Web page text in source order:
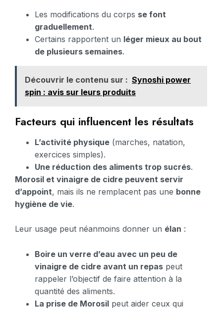
Les modifications du corps se font
graduellement.
Certains rapportent un léger mieux au bout
de plusieurs semaines.
Découvrir le contenu sur : Synoshi power
spin : avis sur leurs produits
Facteurs qui influencent les résultats
L’activité physique (marches, natation,
exercices simples).
Une réduction des aliments trop sucrés.
Morosil et vinaigre de cidre peuvent servir
d’appoint, mais ils ne remplacent pas une bonne
hygiène de vie.
Leur usage peut néanmoins donner un élan :
Boire un verre d’eau avec un peu de
vinaigre de cidre avant un repas peut
rappeler l’objectif de faire attention à la
quantité des aliments.
La prise de Morosil peut aider ceux qui